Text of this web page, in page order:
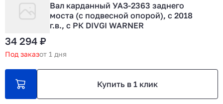
Вал карданный УАЗ-2363 заднего
моста (с подвесной опорой), с 2018
г.в., с РК DIVGI WARNER
34 294 ₽
Под заказот 1 дня
Купить в 1 клик